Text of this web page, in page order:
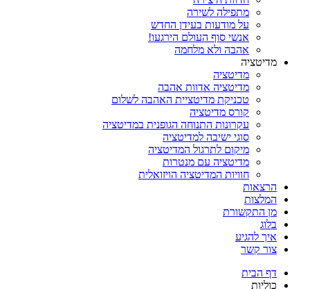
מתפילה לשירה
על מודעות בעידן החדש
אנשי סוף העולם הירגעו!
אהבה ולא מלחמה
מדיטציה
מדיטציה
מדיטציה אדוות אהבה
טכניקת מדיטציית האהבה לשלום
קורס מדיטציה
עקרונות התנוחה הגופנית במדיטציה
סוגי ישיבה למדיטציה
מיקום לתרגול המדיטציה
מדיטציה עם מנטרות
חוויות המדיטציה הויזואלית
הרצאות
המלצות
מן התקשורת
בלוג
איך להגיע
צור קשר
דף הבית
כוליות